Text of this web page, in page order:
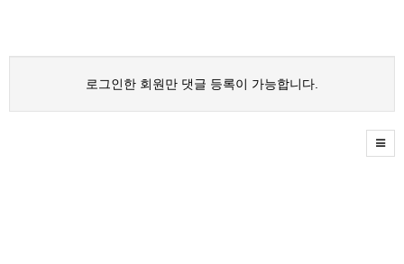
로그인한 회원만 댓글 등록이 가능합니다.